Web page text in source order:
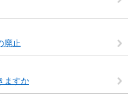
廃止
ますか